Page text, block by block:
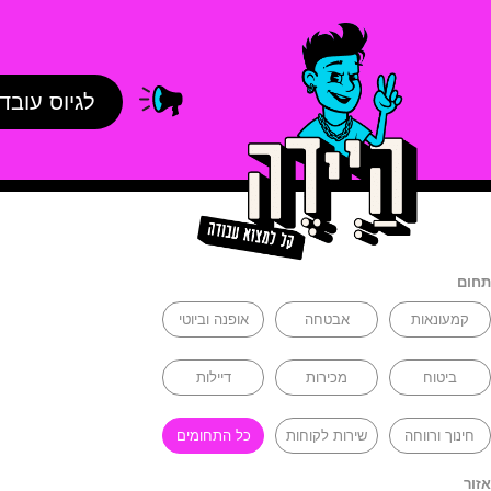
לגיוס
תחום
קמעונאות אבטחה אופנה וביוטי
ביטוח מכירות דיילות
חינוך ורווחה שירות לקוחות כל התחומים
אזור